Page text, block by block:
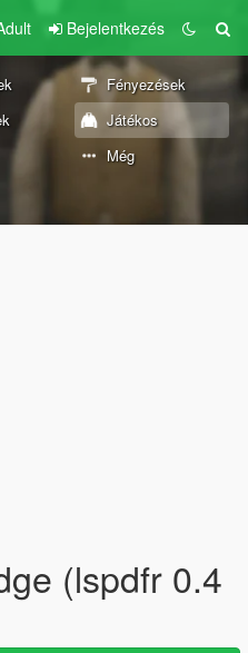
Bejelentkezés
Fényezések
Játékos
Még
(lspdfr 0.4